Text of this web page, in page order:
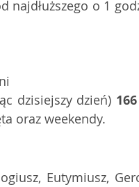
najdłuższego o 1
dzisiejszy dzień) 166
oraz weekendy.
Eutymiusz,